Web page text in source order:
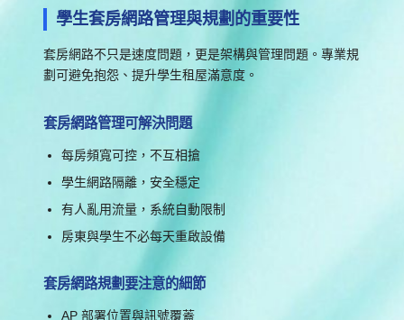
學生套房網路管理與規劃的重要性
套房網路不只是速度問題，更是架構與管理問題。專業規
劃可避免抱怨、提升學生租屋滿意度。
套房網路管理可解決問題
每房頻寬可控，不互相搶
學生網路隔離，安全穩定
有人亂用流量，系統自動限制
房東與學生不必每天重啟設備
套房網路規劃要注意的細節
AP 部署位置與訊號覆蓋